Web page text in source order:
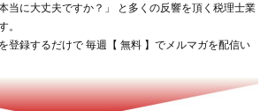
当に大丈夫ですか？」 と多くの反響を頂く税理士業
。
登録するだけで 毎週【 無料 】でメルマガを配信い